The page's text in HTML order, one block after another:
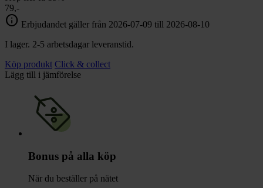
79,-
info Erbjudandet gäller från 2026-07-09 till 2026-08-10
I lager. 2-5 arbetsdagar leveranstid.
Köp produkt Click & collect
Lägg till i jämförelse
Bonus på alla köp
När du beställer på nätet